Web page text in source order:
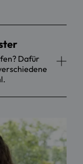
Dafür